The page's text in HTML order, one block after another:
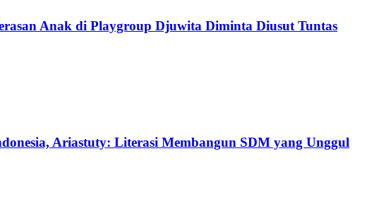
Anak di Playgroup Djuwita Diminta Diusut Tuntas
Ariastuty: Literasi Membangun SDM yang Unggul